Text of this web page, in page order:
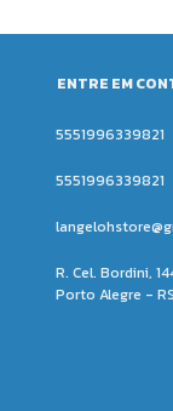
ENTRE EM
5551996339821
5551996339821
R. Cel. Bordini,
Porto Alegre -